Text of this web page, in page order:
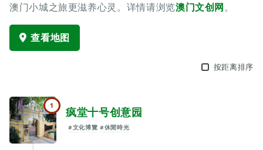
澳门小城之旅更滋养心灵。详情请浏览澳门文创网。
查看地图
按距离排序
1 疯堂十号创意园
#文化博覽 #休閒時光